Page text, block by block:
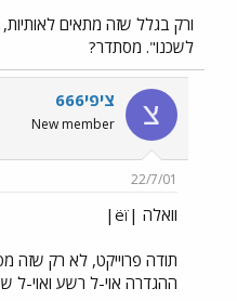
ורק בגלל שזה מתאים
לשכנו". מסתדר?
צ ציפי666
New member
22/7/01
וואלה |ëï|
תודה פרוייקט, לא רק שזה
ההגדרה אוי-ל רשע ואוי-ל